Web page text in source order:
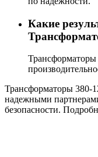
Какие
Трансформаторы 380-
надежными
безопасности.